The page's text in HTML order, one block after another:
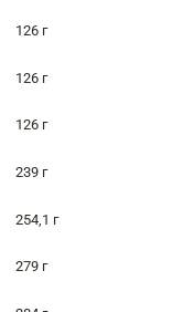
126 г
126 г
126 г
239 г
254,1 г
279 г